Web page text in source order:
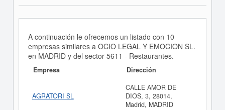
A continuación le ofrecemos un listado con 10
empresas similares a OCIO LEGAL Y EMOCION SL.
en MADRID y del sector 5611 - Restaurantes.
Empresa Dirección
AGRATORI SL
CALLE AMOR DE
DIOS, 3, 28014,
Madrid, MADRID